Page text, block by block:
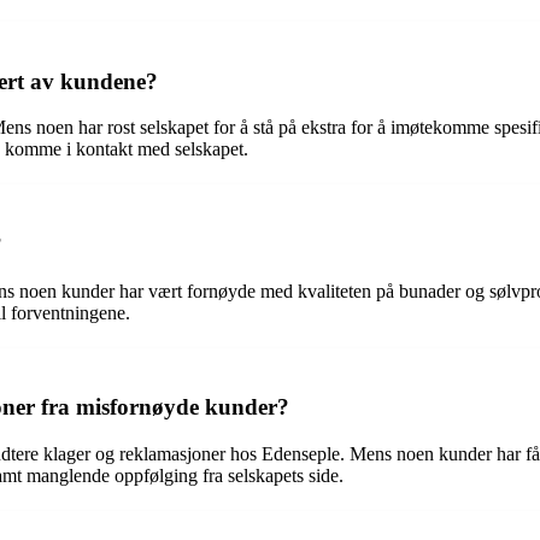
av kundene?
noen har rost selskapet for å stå på ekstra for å imøtekomme
i kontakt med selskapet.
noen kunder har vært fornøyde med kvaliteten på bunader og
forventningene.
fra misfornøyde kunder?
klager og reklamasjoner hos Edenseple. Mens noen kunder har
manglende oppfølging fra selskapets side.